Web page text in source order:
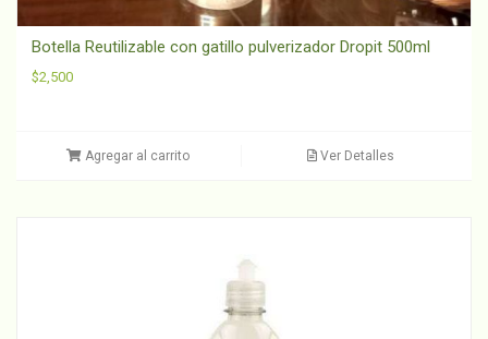
Botella Reutilizable con gatillo pulverizador Dropit 500ml
$2,500
Agregar al carrito Ver Detalles